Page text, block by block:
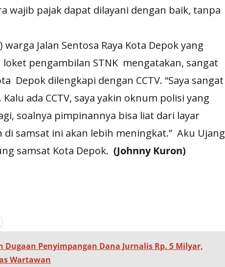
wajib pajak dapat dilayani dengan baik, tanpa
Jalan Sentosa Raya Kota Depok yang
pengambilan STNK mengatakan, sangat
Depok dilengkapi dengan CCTV. “Saya sangat
ada CCTV, saya yakin oknum polisi yang
soalnya pimpinannya bisa liat dari layar
samsat ini akan lebih meningkat.” Aku Ujang
samsat Kota Depok. (Johnny Kuron)
Dugaan Penyimpangan Dana Jurnalis Rp. 5 Milyar,
Wartawan